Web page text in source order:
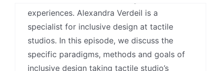
experiences. Alexandra Verdeil is a
specialist for inclusive design at tactile
studios. In this episode, we discuss the
specific paradigms, methods and goals of
inclusive design taking tactile studio’s
Evidence-based Design,Forschungsmethoden
Podcast,Uncategorized
Carolin Pauly ist geschäftsführende
Gesellschafterin des Instituts für Universal
#32: Nora Huxmann zu